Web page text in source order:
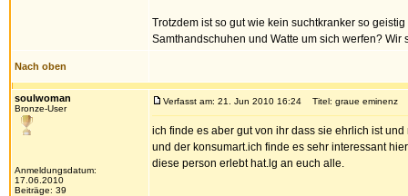
Trotzdem ist so gut wie kein suchtkranker so
Samthandschuhen und Watte um sich werfen?
Nach oben
soulwoman
Bronze-User
Anmeldungsdatum:
17.06.2010
Beiträge: 39
Verfasst am: 21. Jun 2010 16:24 Titel: graue eminenz
ich finde es aber gut von ihr dass sie ehrlich ist
und der konsumart.ich finde es sehr interessant
diese person erlebt hat.lg an euch alle.